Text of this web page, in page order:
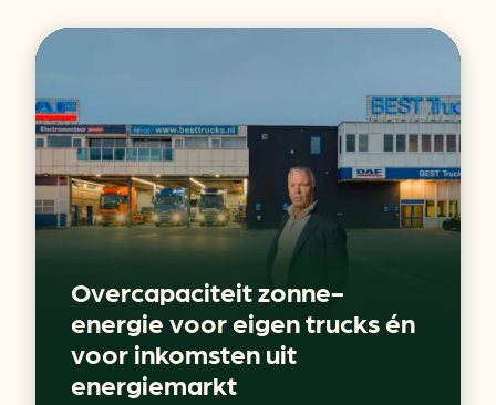
Overcapaciteit zonne-
energie voor eigen trucks én
voor inkomsten uit
energiemarkt